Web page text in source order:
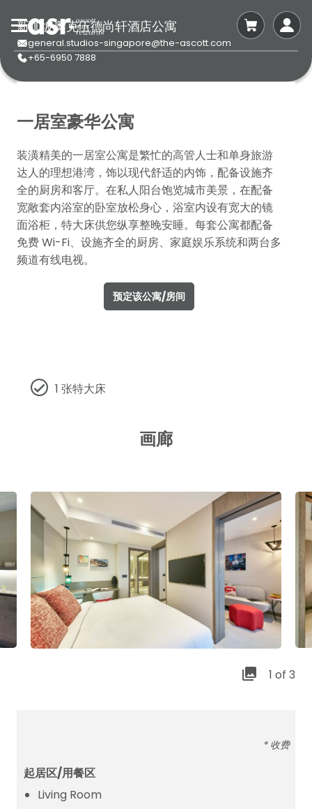
新加坡奥克伍德尚轩酒店公寓
general.studios-singapore@the-ascott.com
+65-6950 7888
一居室豪华公寓
装潢精美的一居室公寓是繁忙的高管人士和单身旅游
达人的理想港湾，饰以现代舒适的内饰，配备设施齐
全的厨房和客厅。在私人阳台饱览城市美景，在配备
宽敞套内浴室的卧室放松身心，浴室内设有宽大的镜
面浴柜，特大床供您纵享整晚安睡。每套公寓都配备
免费 Wi-Fi、设施齐全的厨房、家庭娱乐系统和两台多
频道有线电视。
预定该公寓/房间
1 张特大床
画廊
1 of 3
* 收费
起居区/用餐区
Living Room